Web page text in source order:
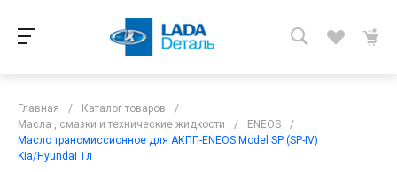
Главная / Каталог товаров
/
Масла , смазки и технические жидкости
/ ENEOS
/
Масло трансмиссионное для АКПП-ENEOS Model SP (SP-IV)
Kia/Hyundai 1л